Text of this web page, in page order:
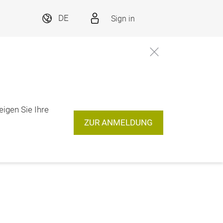
DE Sign in
Sie Ihre
ZUR ANMELDUNG